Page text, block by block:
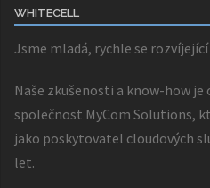
WHITECELL
Jsme mladá, rychle se
Naše zkušenosti a know-how
společnost MyCom Solutions,
jako poskytovatel cloudových
let.